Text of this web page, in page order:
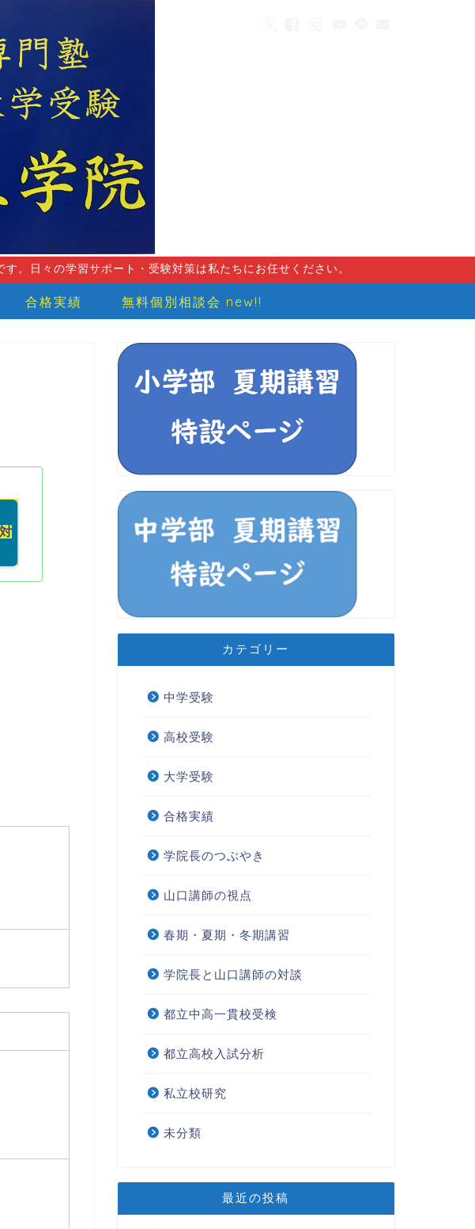
。日々の学習サポート・受験対策は私たちにお任せください。
合格実績 無料個別相談会 new!!
カテゴリー
中学受験
高校受験
大学受験
合格実績
学院長のつぶやき
山口講師の視点
春期・夏期・冬期講習
学院長と山口講師の対談
都立中高一貫校受検
都立高校入試分析
私立校研究
未分類
最近の投稿